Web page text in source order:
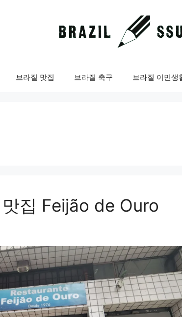
브라질 맛집 브라질 축구 브라질 이민생
집 Feijão de Ouro